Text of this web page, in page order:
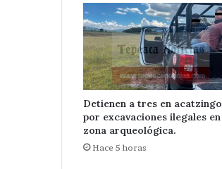
Detienen a tres en acatzingo
por excavaciones ilegales en
zona arqueológica.
Hace 5 horas